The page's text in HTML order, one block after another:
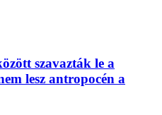
szavazták le a
lesz antropocén a